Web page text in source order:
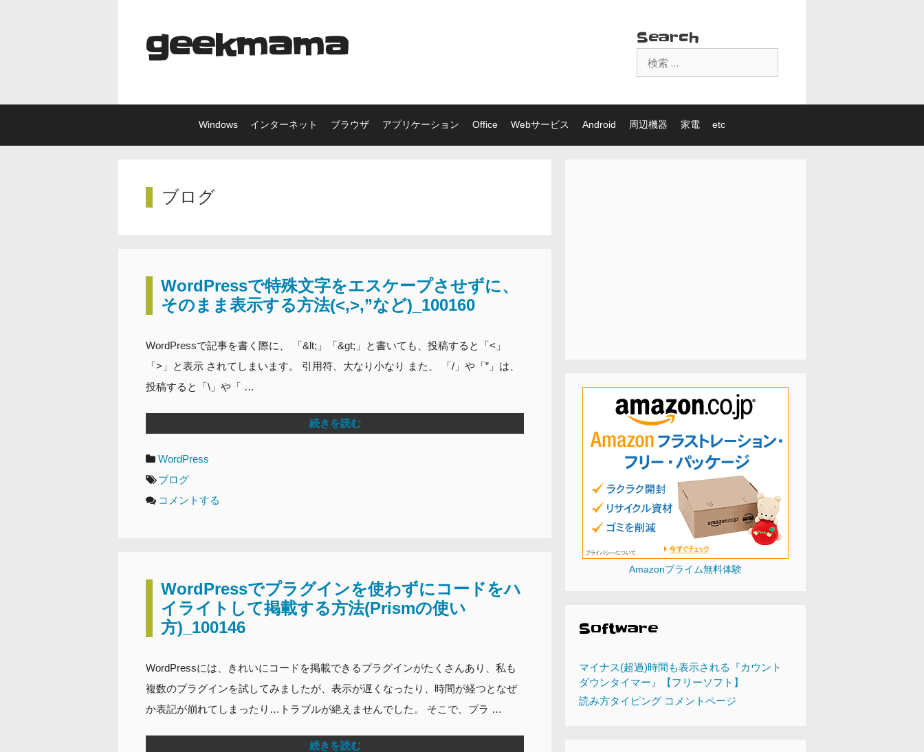
Search
索:
geekmama
Windows インターネット ブラウザ アプリケーション Office Webサービス Android 周辺機器 家電 etc
ブログ
WordPressで特殊文字をエスケープさせずに、
そのまま表示する方法(<,>,”など)_100160
WordPressで記事を書く際に、 「&lt;」「&gt;」と書いても、投稿すると「<」
「>」と表示 されてしまいます。 引用符、大なり小なり また、 「/」や「”」は、
投稿すると「\」や「 …
続きを読む
カ
テ
ゴ
WordPress
タ
グ
ブログ
コメントする
WordPressでプラグインを使わずにコードをハ
イライトして掲載する方法(Prismの使い
方)_100146
WordPressには、きれいにコードを掲載できるプラグインがたくさんあり、私も
複数のプラグインを試してみましたが、表示が遅くなったり、時間が経つとなぜ
か表記が崩れてしまったり…トラブルが絶えませんでした。 そこで、プラ …
続きを読む
Amazonプライム無料体験
Software
マイナス(超過)時間も表示される『カウント
ダウンタイマー』【フリーソフト】
読み方タイピング コメントページ